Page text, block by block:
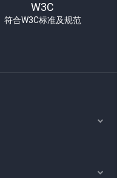
W3C
符合W3C标准及规范